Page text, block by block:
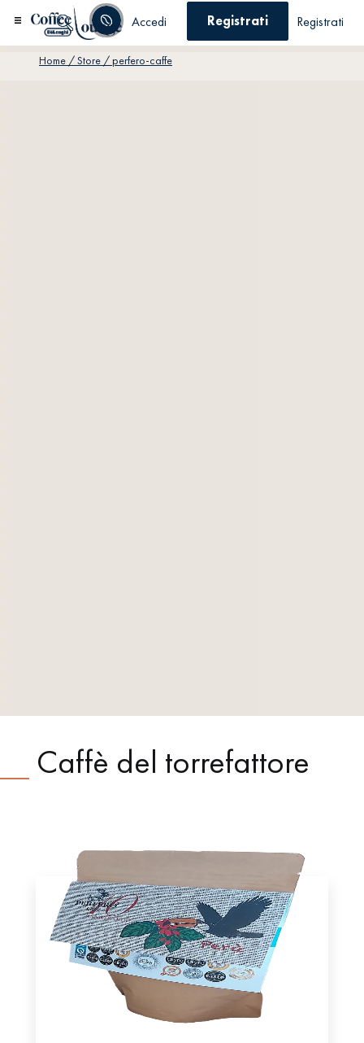
Accedi Registrati Registrati
Home / Store / perfero-caffe
Caffè del torrefattore